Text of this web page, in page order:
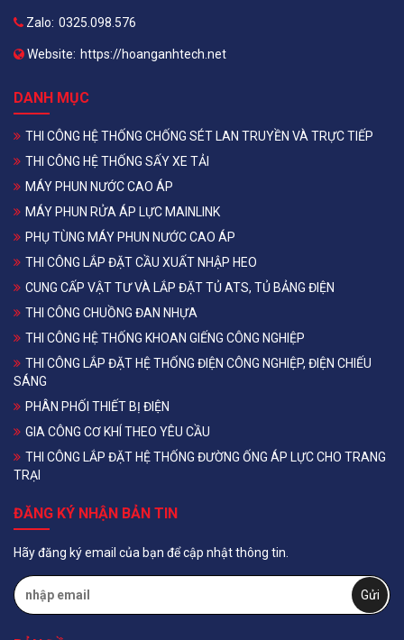
Zalo: 0325.098.576
Website: https://hoanganhtech.net
DANH MỤC
THI CÔNG HỆ THỐNG CHỐNG SÉT LAN TRUYỀN VÀ TRỰC TIẾP
THI CÔNG HỆ THỐNG SẤY XE TẢI
MÁY PHUN NƯỚC CAO ÁP
MÁY PHUN RỬA ÁP LỰC MAINLINK
PHỤ TÙNG MÁY PHUN NƯỚC CAO ÁP
THI CÔNG LẮP ĐẶT CẦU XUẤT NHẬP HEO
CUNG CẤP VẬT TƯ VÀ LẮP ĐẶT TỦ ATS, TỦ BẢNG ĐIỆN
THI CÔNG CHUỒNG ĐAN NHỰA
THI CÔNG HỆ THỐNG KHOAN GIẾNG CÔNG NGHIỆP
THI CÔNG LẮP ĐẶT HỆ THỐNG ĐIỆN CÔNG NGHIỆP, ĐIỆN CHIẾU
SÁNG
PHÂN PHỐI THIẾT BỊ ĐIỆN
GIA CÔNG CƠ KHÍ THEO YÊU CẦU
THI CÔNG LẮP ĐẶT HỆ THỐNG ĐƯỜNG ỐNG ÁP LỰC CHO TRANG
TRẠI
ĐĂNG KÝ NHẬN BẢN TIN
Hãy đăng ký email của bạn để cập nhật thông tin.